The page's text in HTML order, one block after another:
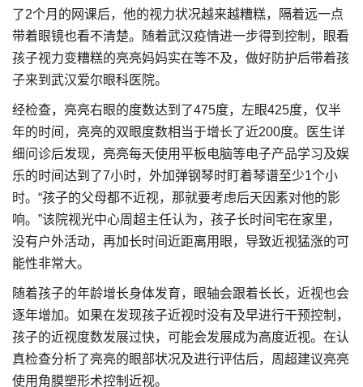
了2个月的网课后，他的视力状况越来越糟糕，隔着远一点
带着眼镜也看不清楚。随着武汉疫情进一步得到控制，眼看
孩子视力变糟糕的亮亮妈妈实在等不及，做好防护后带着孩
子来到武汉爱尔眼科医院。
经检查，亮亮右眼的度数达到了475度，左眼425度，仅半
年的时间，亮亮的双眼度数相当于增长了近200度。医生详
细问诊后发现，亮亮每天使用平板电脑等电子产品学习及娱
乐的时间达到了7小时，外加弹钢琴时盯着琴谱至少1个小
时。“孩子的父母都不近视，那就要考虑后天因素对他的影
响。”该院视光中心周超主任认为，孩子长时间宅在家里，
没有户外活动，再加长时间近距离用眼，导致近视猛涨的可
能性非常大。
随着孩子的年龄增长身体发育，眼轴会跟着长长，近视也会
逐年增加。如果在发现孩子近视时没有及早进行干预控制，
孩子的近视度数发展过快，可能会发展成为高度近视。在认
真检查分析了亮亮的眼部状况及进行评估后，周超建议亮亮
使用角膜塑形术控制近视。